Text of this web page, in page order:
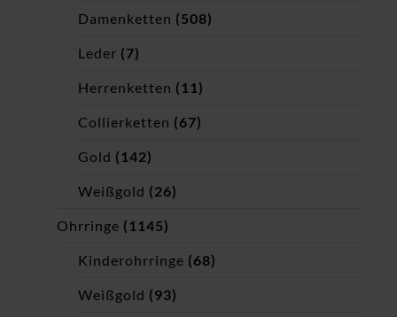
Damenketten (508)
Leder (7)
Herrenketten (11)
Collierketten (67)
Gold (142)
Weißgold (26)
Ohrringe (1145)
Kinderohrringe (68)
Weißgold (93)